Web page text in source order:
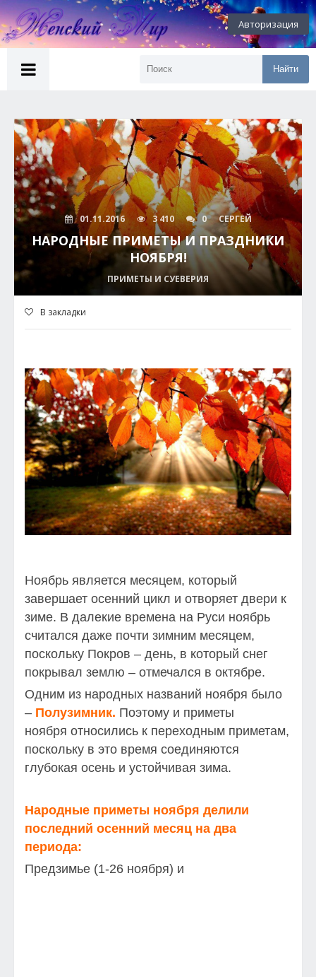
Авторизация
Найти
01.11.2016 3 410 0 СЕРГЕЙ
НАРОДНЫЕ ПРИМЕТЫ И ПРАЗДНИКИ
НОЯБРЯ!
ПРИМЕТЫ И СУЕВЕРИЯ
В закладки
Ноябрь является месяцем, который
завершает осенний цикл и отворяет двери к
зиме. В далекие времена на Руси ноябрь
считался даже почти зимним месяцем,
поскольку Покров – день, в который снег
покрывал землю – отмечался в октябре.
Одним из народных названий ноября было
– Полузимник. Поэтому и приметы
ноября относились к переходным приметам,
поскольку в это время соединяются
глубокая осень и устойчивая зима.
Народные приметы ноября делили
последний осенний месяц на два
периода:
Предзимье (1-26 ноября) и